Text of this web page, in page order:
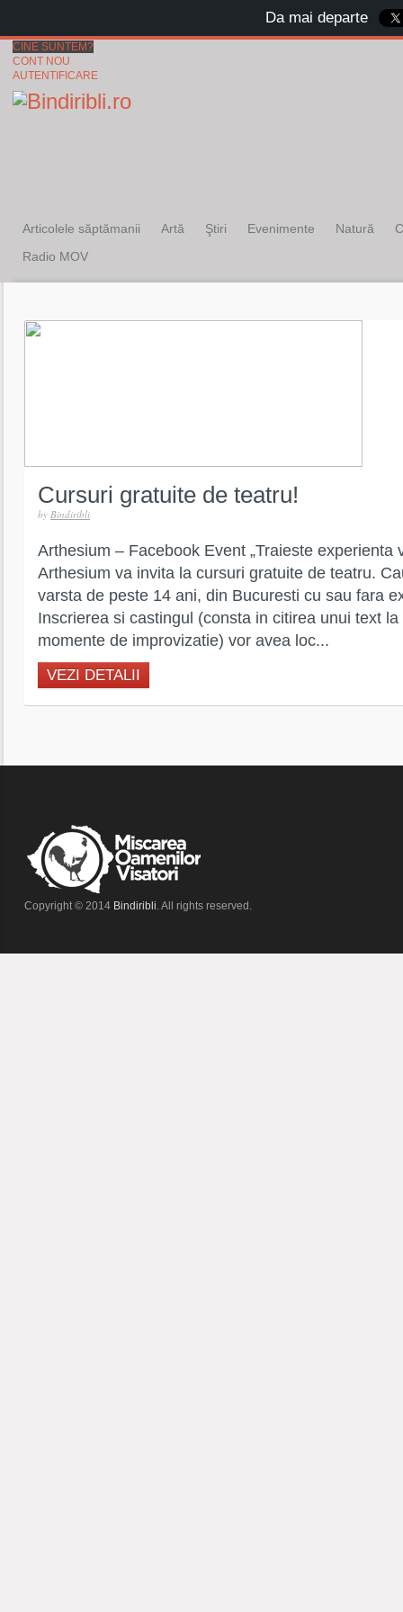
CINE SUNTEM?
CONT NOU
AUTENTIFICARE
Articolele săptămanii Artă Ştiri Evenimente Natură
Radio MOV
Cursuri gratuite de teatru!
by Bindiribli
Arthesium – Facebook Event „Traieste experienta
Arthesium va invita la cursuri gratuite de teatru.
varsta de peste 14 ani, din Bucuresti cu sau fara
Inscrierea si castingul (consta in citirea unui text
momente de improvizatie) vor avea loc...
VEZI DETALII
Copyright © 2014 Bindiribli. All rights reserved.
Da mai departe